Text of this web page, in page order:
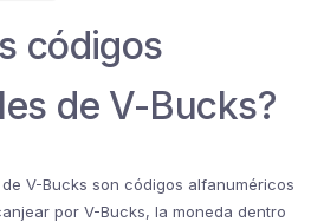
códigos
de V-Bucks?
V-Bucks son códigos alfanuméricos
por V-Bucks, la moneda dentro